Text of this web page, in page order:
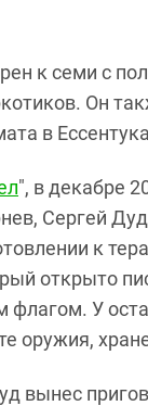
к семи с
Он
в
", в декабре
Сергей
к
открыто
флагом. У
оружия,
вынес